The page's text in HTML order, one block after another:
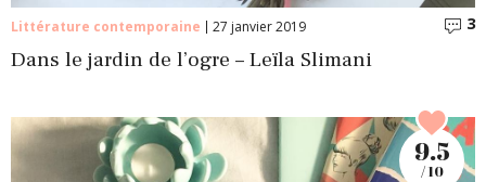
Littérature contemporaine 27 janvier 2019 3
Dans le jardin de l’ogre – Leïla Slimani
9.5
/ 10